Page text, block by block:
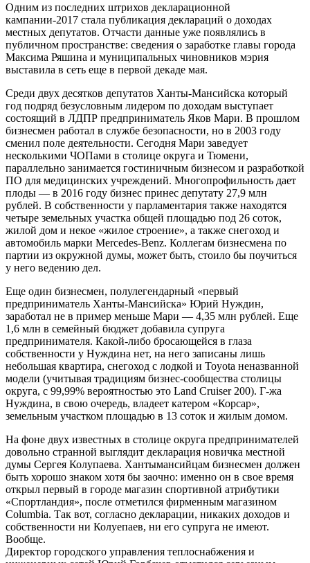
Одним из последних штрихов декларационной
кампании-2017 стала публикация деклараций о доходах
местных депутатов. Отчасти данные уже появлялись в
публичном пространстве: сведения о заработке главы города
Максима Ряшина и муниципальных чиновников мэрия
выставила в сеть еще в первой декаде мая.
Среди двух десятков депутатов Ханты-Мансийска который
год подряд безусловным лидером по доходам выступает
состоящий в ЛДПР предприниматель Яков Мари. В прошлом
бизнесмен работал в службе безопасности, но в 2003 году
сменил поле деятельности. Сегодня Мари заведует
несколькими ЧОПами в столице округа и Тюмени,
параллельно занимается гостиничным бизнесом и разработкой
ПО для медицинских учреждений. Многопрофильность дает
плоды — в 2016 году бизнес принес депутату 27,9 млн
рублей. В собственности у парламентария также находятся
четыре земельных участка общей площадью под 26 соток,
жилой дом и некое «жилое строение», а также снегоход и
автомобиль марки Mercedes-Benz. Коллегам бизнесмена по
партии из окружной думы, может быть, стоило бы поучиться
у него ведению дел.
Еще один бизнесмен, полулегендарный «первый
предприниматель Ханты-Мансийска» Юрий Нуждин,
заработал не в пример меньше Мари — 4,35 млн рублей. Еще
1,6 млн в семейный бюджет добавила супруга
предпринимателя. Какой-либо бросающейся в глаза
собственности у Нуждина нет, на него записаны лишь
небольшая квартира, снегоход с лодкой и Toyota неназванной
модели (учитывая традициям бизнес-сообщества столицы
округа, с 99,99% вероятностью это Land Cruiser 200). Г-жа
Нуждина, в свою очередь, владеет катером «Корсар»,
земельным участком площадью в 13 соток и жилым домом.
На фоне двух известных в столице округа предпринимателей
довольно странной выглядит декларация новичка местной
думы Сергея Колупаева. Хантымансийцам бизнесмен должен
быть хорошо знаком хотя бы заочно: именно он в свое время
открыл первый в городе магазин спортивной атрибутики
«Спортландия», после отметился фирменным магазином
Columbia. Так вот, согласно декларации, никаких доходов и
собственности ни Колуепаев, ни его супруга не имеют.
Вообще.
Директор городского управления теплоснабжения и